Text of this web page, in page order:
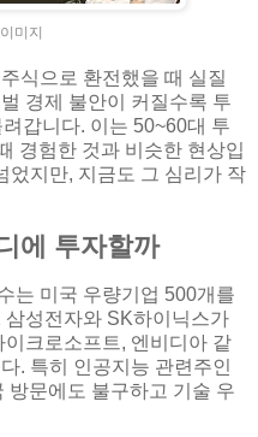
미지
식으로 환전했을 때 실질
경제 불안이 커질수록 투
갑니다. 이는 50~60대 투
경험한 것과 비슷한 현상입
었지만, 지금도 그 심리가 작
에 투자할까
는 미국 우량기업 500개를
성전자와 SK하이닉스가
크로소프트, 엔비디아 같
. 특히 인공지능 관련주인
방문에도 불구하고 기술 우